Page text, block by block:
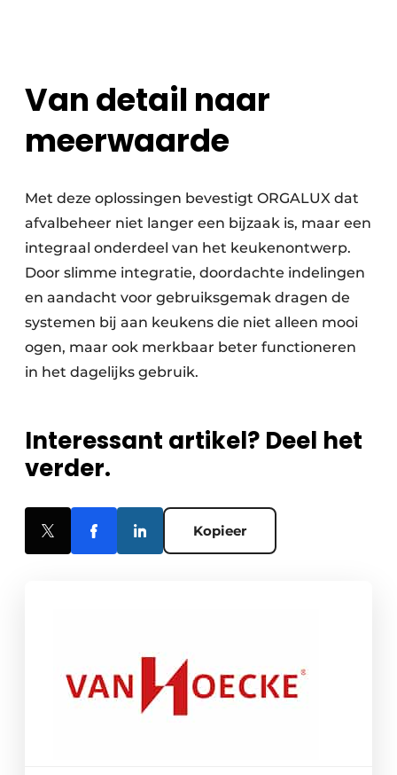
Van detail naar
meerwaarde
Met deze oplossingen bevestigt ORGALUX dat
afvalbeheer niet langer een bijzaak is, maar een
integraal onderdeel van het keukenontwerp.
Door slimme integratie, doordachte indelingen
en aandacht voor gebruiksgemak dragen de
systemen bij aan keukens die niet alleen mooi
ogen, maar ook merkbaar beter functioneren
in het dagelijks gebruik.
Interessant artikel? Deel het
verder.
Kopieer